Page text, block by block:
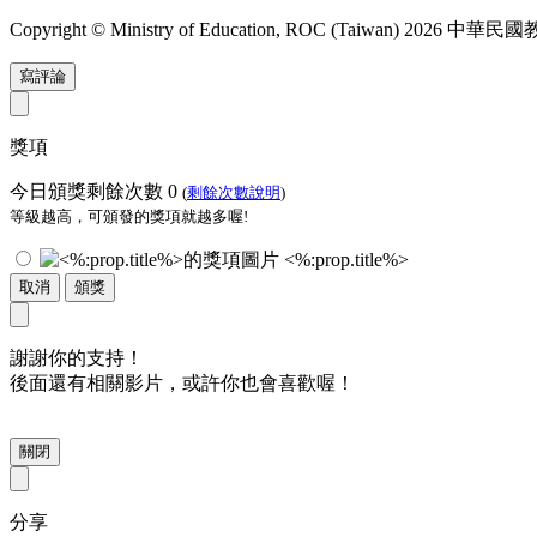
Copyright © Ministry of Education, ROC (Taiwan) 2026 中華民國
寫評論
獎項
今日頒獎剩餘次數 0 (剩餘次數說明)
等級越高，可頒發的獎項就越多喔!
<%:prop.title%>
取消 頒獎
謝謝你的支持！
後面還有相關影片，或許你也會喜歡喔！
關閉
分享